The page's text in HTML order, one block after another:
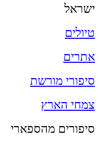
ישראל
טיולים
אתרים
סיפורי מורשת
צמחי הארץ
סיפורים מהספארי